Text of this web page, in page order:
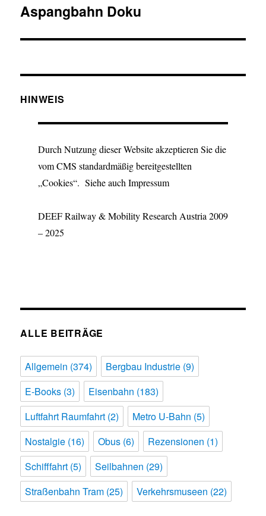
Nächster
Aspangbahn Doku
HINWEIS
Durch Nutzung dieser Website akzeptieren Sie die
vom CMS standardmäßig bereitgestellten
„Cookies“. Siehe auch Impressum
DEEF Railway & Mobility Research Austria 2009
– 2025
ALLE BEITRÄGE
Allgemein (374) Bergbau Industrie (9)
E-Books (3) Eisenbahn (183)
Luftfahrt Raumfahrt (2) Metro U-Bahn (5)
Nostalgie (16) Obus (6) Rezensionen (1)
Schifffahrt (5) Seilbahnen (29)
Straßenbahn Tram (25) Verkehrsmuseen (22)